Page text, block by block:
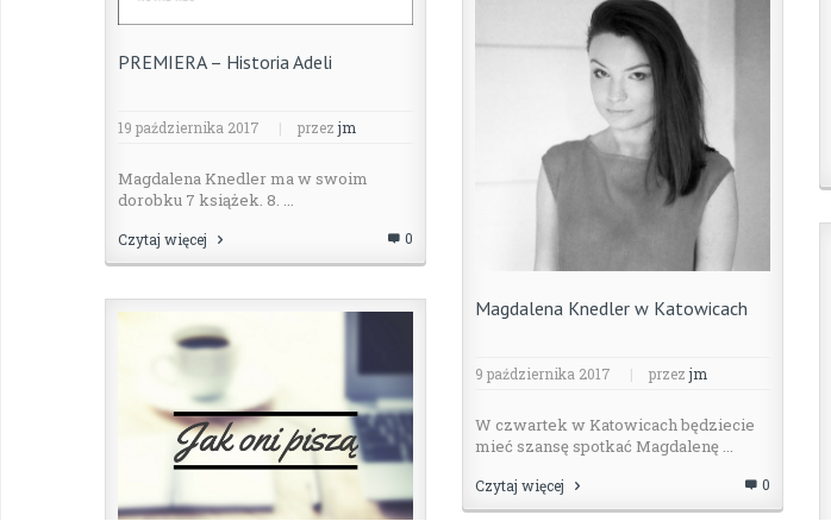
PREMIERA – Historia Adeli
19 października 2017 | przez jm
Magdalena Knedler ma w swoim
dorobku 7 książek. 8. ...
Czytaj więcej 0
Magdalena Knedler w Katowicach
9 października 2017 | przez jm
W czwartek w Katowicach będziecie
mieć szansę spotkać Magdalenę ...
Czytaj więcej 0